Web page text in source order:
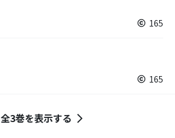
165
165
全3巻を表示する